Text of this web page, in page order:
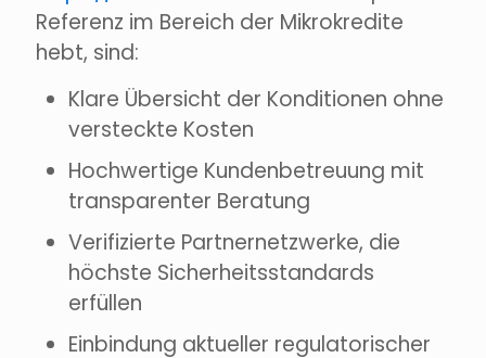
Referenz im Bereich der Mikrokredite
hebt, sind:
Klare Übersicht der Konditionen ohne
versteckte Kosten
Hochwertige Kundenbetreuung mit
transparenter Beratung
Verifizierte Partnernetzwerke, die
höchste Sicherheitsstandards
erfüllen
Einbindung aktueller regulatorischer